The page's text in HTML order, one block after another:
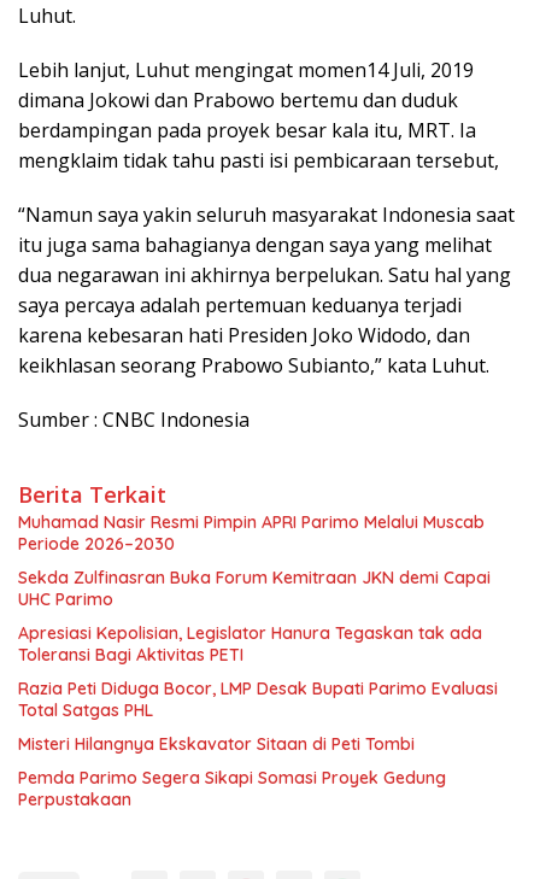
Luhut.
Lebih lanjut, Luhut mengingat momen14 Juli, 2019
dimana Jokowi dan Prabowo bertemu dan duduk
berdampingan pada proyek besar kala itu, MRT. Ia
mengklaim tidak tahu pasti isi pembicaraan tersebut,
“Namun saya yakin seluruh masyarakat Indonesia saat
itu juga sama bahagianya dengan saya yang melihat
dua negarawan ini akhirnya berpelukan. Satu hal yang
saya percaya adalah pertemuan keduanya terjadi
karena kebesaran hati Presiden Joko Widodo, dan
keikhlasan seorang Prabowo Subianto,” kata Luhut.
Sumber : CNBC Indonesia
Berita Terkait
Muhamad Nasir Resmi Pimpin APRI Parimo Melalui Muscab
Periode 2026–2030
Sekda Zulfinasran Buka Forum Kemitraan JKN demi Capai
UHC Parimo
Apresiasi Kepolisian, Legislator Hanura Tegaskan tak ada
Toleransi Bagi Aktivitas PETI
Razia Peti Diduga Bocor, LMP Desak Bupati Parimo Evaluasi
Total Satgas PHL
Misteri Hilangnya Ekskavator Sitaan di Peti Tombi
Pemda Parimo Segera Sikapi Somasi Proyek Gedung
Perpustakaan